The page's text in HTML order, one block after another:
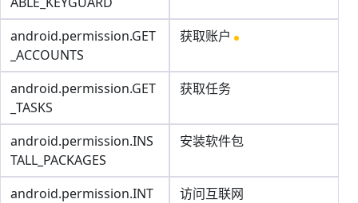
android.permission.GET
_ACCOUNTS
获取账户
android.permission.GET
_TASKS
获取任务
android.permission.INS
TALL_PACKAGES
安装软件包
android.permission.INT
访问互联网